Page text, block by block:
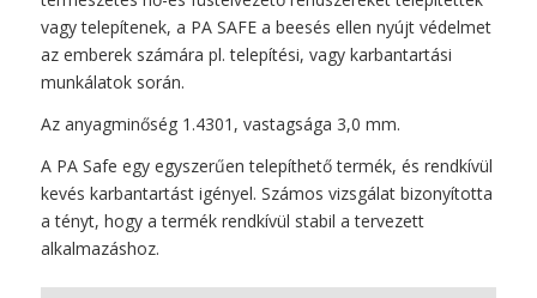
vagy telepítenek, a PA SAFE a beesés ellen nyújt védelmet
az emberek számára pl. telepítési, vagy karbantartási
munkálatok során.
Az anyagminőség 1.4301, vastagsága 3,0 mm.
A PA Safe egy egyszerűen telepíthető termék, és rendkívül
kevés karbantartást igényel. Számos vizsgálat bizonyította
a tényt, hogy a termék rendkívül stabil a tervezett
alkalmazáshoz.